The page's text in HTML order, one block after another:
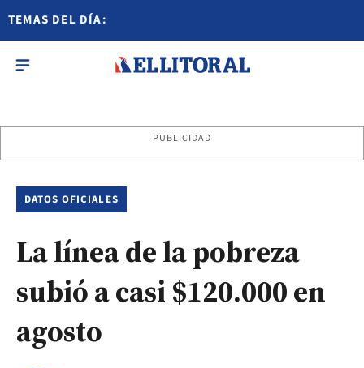
TEMAS DEL DÍA:
PUBLICIDAD
DATOS OFICIALES
La línea de la pobreza
subió a casi $120.000 en
agosto